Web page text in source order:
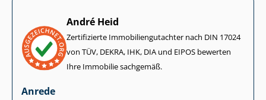
André Heid
Zertifizierte Im­mo­bi­li­en­gut­ach­ter nach DIN 17024
von TÜV, DEKRA, IHK, DIA und EIPOS bewerten
Ihre Immobilie sachgemäß.
Anrede